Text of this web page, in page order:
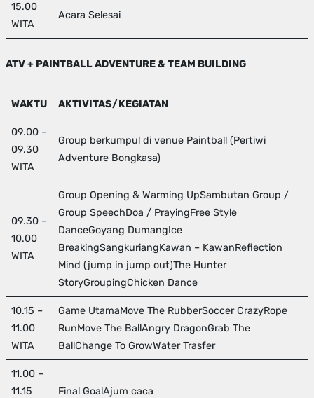
15.00
WITA
Acara Selesai
ATV + PAINTBALL ADVENTURE & TEAM BUILDING
WAKTU AKTIVITAS/KEGIATAN
09.00 –
09.30
WITA
Group berkumpul di venue Paintball (Pertiwi
Adventure Bongkasa)
09.30 –
10.00
WITA
Group Opening & Warming UpSambutan Group /
Group SpeechDoa / PrayingFree Style
DanceGoyang DumangIce
BreakingSangkuriangKawan – KawanReflection
Mind (jump in jump out)The Hunter
StoryGroupingChicken Dance
10.15 –
11.00
WITA
Game UtamaMove The RubberSoccer CrazyRope
RunMove The BallAngry DragonGrab The
BallChange To GrowWater Trasfer
11.00 –
11.15
Final GoalAjum caca